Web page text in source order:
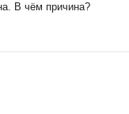
В чём причина?